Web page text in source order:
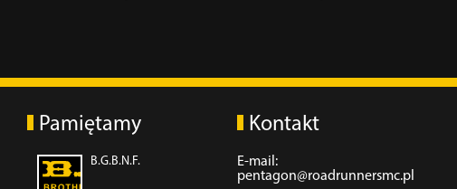
Pamiętamy
B.G.B.N.F.
Kontakt
E-mail:
pentagon@roadrunnersmc.pl